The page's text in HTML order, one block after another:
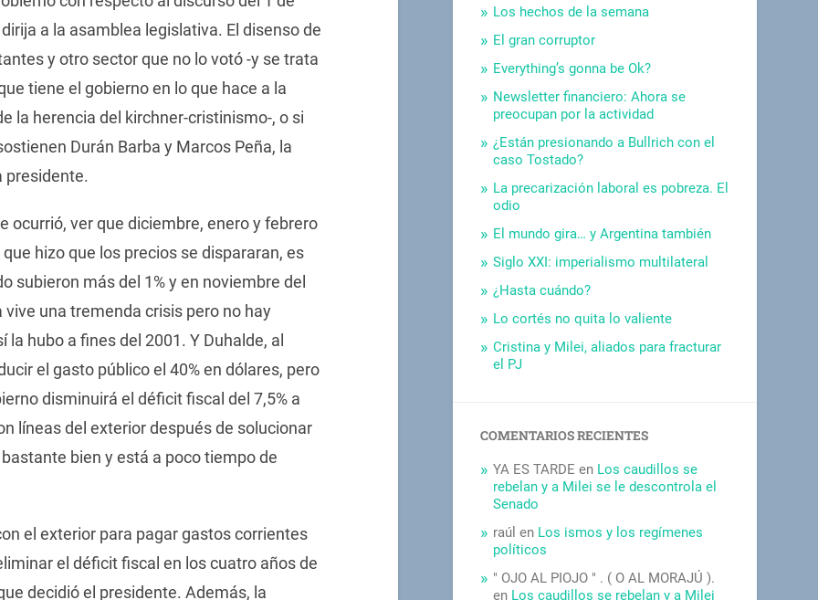
a la asamblea legislativa. El disenso de
y otro sector que no lo votó -y se trata
tiene el gobierno en lo que hace a la
la herencia del kirchner-cristinismo-, o si
Durán Barba y Marcos Peña, la
presidente.
ocurrió, ver que diciembre, enero y febrero
hizo que los precios se dispararan, es
subieron más del 1% y en noviembre del
una tremenda crisis pero no hay
hubo a fines del 2001. Y Duhalde, al
el gasto público el 40% en dólares, pero
disminuirá el déficit fiscal del 7,5% a
líneas del exterior después de solucionar
bien y está a poco tiempo de
el exterior para pagar gastos corrientes
el déficit fiscal en los cuatro años de
decidió el presidente. Además, la
Los hechos de la semana
El gran corruptor
Everything’s gonna be Ok?
Newsletter financiero: Ahora se
preocupan por la actividad
¿Están presionando a Bullrich con el
caso Tostado?
La precarización laboral es pobreza. El
odio
El mundo gira… y Argentina también
Siglo XXI: imperialismo multilateral
¿Hasta cuándo?
Lo cortés no quita lo valiente
Cristina y Milei, aliados para fracturar
el PJ
COMENTARIOS RECIENTES
YA ES TARDE en Los caudillos se
rebelan y a Milei se le descontrola el
Senado
raúl en Los ismos y los regímenes
políticos
" OJO AL PIOJO " . ( O AL MORAJÚ ).
en Los caudillos se rebelan y a Milei